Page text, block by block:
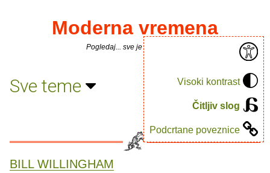
Visoki kontrast
Čitljiv slog
Podcrtane poveznice
Moderna vremena
Pogledaj... sve je puno knjiga.
Sve teme
BILL WILLINGHAM